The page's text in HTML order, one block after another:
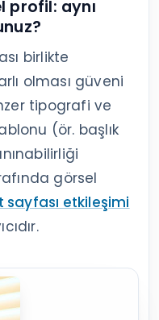
profil: aynı
birlikte
olması güveni
tipografi ve
(ör. başlık
görsel
sayfası etkileşimi